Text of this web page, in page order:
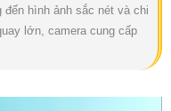
đến hình ảnh sắc nét và chi
lớn, camera cung cấp